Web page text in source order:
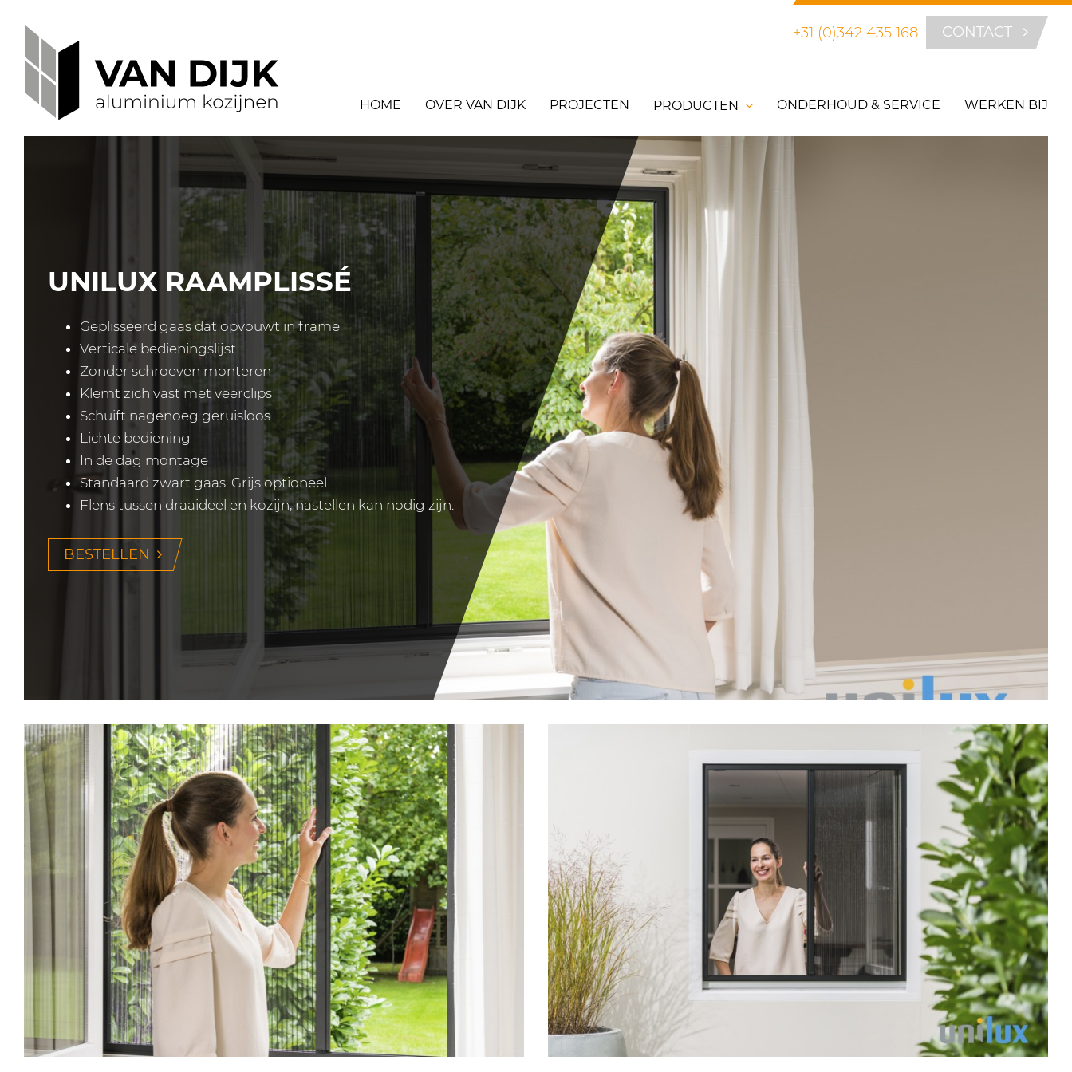
+31 (0)342 435 168 CONTACT
HOME OVER VAN DIJK PROJECTEN PRODUCTEN ONDERHOUD & SERVICE WERKEN BIJ
NOVASTRUCT (VOORHEEN KAWNEER) REYNAERS
RAMEN EN DEUREN
SCHUIFPUIEN
VLIESGEVELS
SCHÜCO
RAMEN EN DEUREN
SCHUIFPUIEN
VLIESGEVELS
VOUWWANDEN
HORREN
RAAMHORREN
UNILUX RAAMPLISSÉ
Geplisseerd gaas dat opvouwt in frame
Verticale bedieningslijst
Zonder schroeven monteren
Klemt zich vast met veerclips
Schuift nagenoeg geruisloos
Lichte bediening
In de dag montage
Standaard zwart gaas. Grijs optioneel
Flens tussen draaideel en kozijn, nastellen kan nodig zijn.
BESTELLEN